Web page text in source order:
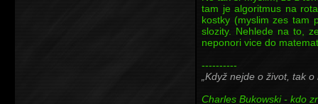
tam je algoritmus na
kostky (myslim zes tam
slozity. Nehlede na to,
neponori vice do
----------
Když nejde o život, tak o
Charles Bukowski - kdo